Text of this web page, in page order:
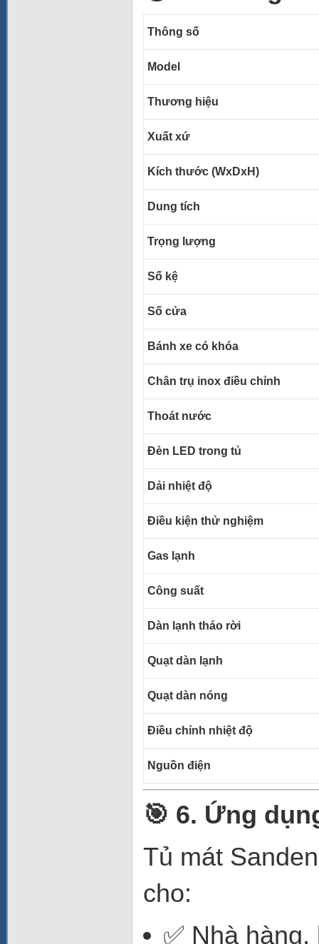
Thông số
Model
Thương hiệu
Xuất xứ
Kích thước (WxDxH)
Dung tích
Trọng lượng
Số kệ
Số cửa
Bánh xe có khóa
Chân trụ inox điều chỉnh
Thoát nước
Đèn LED trong tủ
Dải nhiệt độ
Điều kiện thử nghiệm
Gas lạnh
Công suất
Dàn lạnh tháo rời
Quạt dàn lạnh
Quạt dàn nóng
Điều chỉnh nhiệt độ
Nguồn điện
🎯 6. Ứng
Tủ mát
cho:
✅ Nhà